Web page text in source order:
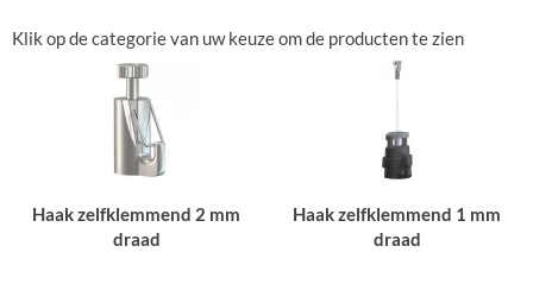
Klik op de categorie van uw keuze om de producten te zien
Haak zelfklemmend 2 mm
draad
Haak zelfklemmend 1 mm
draad